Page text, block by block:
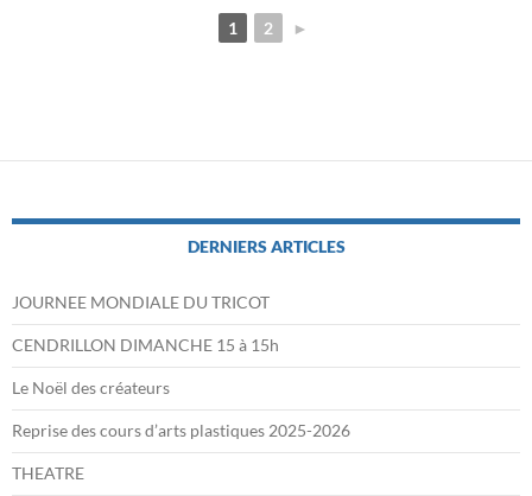
1 2 ►
DERNIERS ARTICLES
JOURNEE MONDIALE DU TRICOT
CENDRILLON DIMANCHE 15 à 15h
Le Noël des créateurs
Reprise des cours d’arts plastiques 2025-2026
THEATRE